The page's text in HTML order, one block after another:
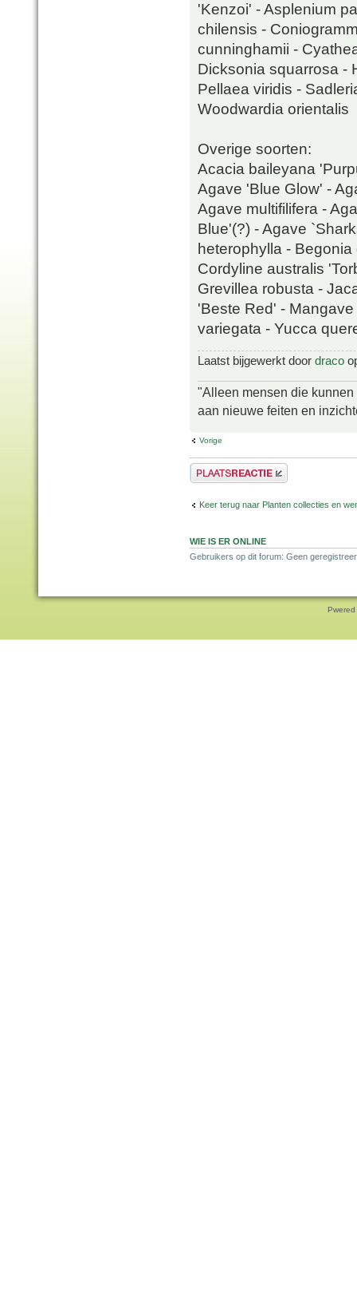
'Kenzoi' - Asplenium
chilensis -
cunninghamii -
Dicksonia squarrosa -
Pellaea viridis -
Woodwardia orientalis
Overige soorten:
Acacia baileyana
Agave 'Blue Glow' -
Agave multifilifera -
Blue'(?) - Agave
heterophylla -
Cordyline australis
Grevillea robusta -
'Beste Red' -
variegata - Yucca
Laatst bijgewerkt door draco
"Alleen mensen die
aan nieuwe feiten en
Vorige
Plaats een reactie
Keer terug naar Planten collecties en
WIE IS ER ONLINE
Gebruikers op dit forum: Geen